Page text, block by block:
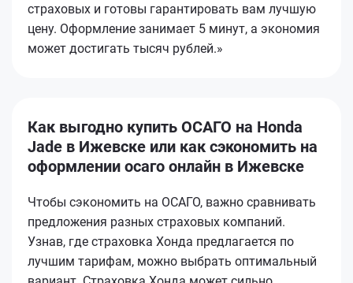
страховых и готовы гарантировать вам лучшую
цену. Оформление занимает 5 минут, а экономия
может достигать тысяч рублей.»
Как выгодно купить ОСАГО на Honda
Jade в Ижевске или как сэкономить на
оформлении осаго онлайн в Ижевске
Чтобы сэкономить на ОСАГО, важно сравнивать
предложения разных страховых компаний.
Узнав, где страховка Хонда предлагается по
лучшим тарифам, можно выбрать оптимальный